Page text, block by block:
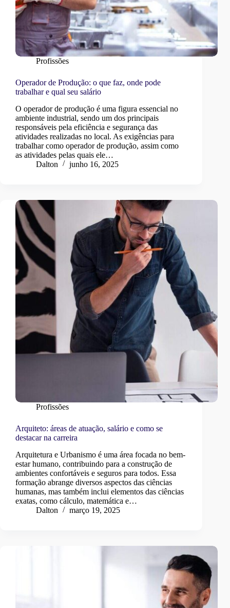
Profissões
Operador de Produção: o que faz, onde pode
trabalhar e qual seu salário
O operador de produção é uma figura essencial no
ambiente industrial, sendo um dos principais
responsáveis pela eficiência e segurança das
atividades realizadas no local. As exigências para
trabalhar como operador de produção, assim como
as atividades pelas quais ele…
Dalton
junho 16, 2025
Profissões
Arquiteto: áreas de atuação, salário e como se
destacar na carreira
Arquitetura e Urbanismo é uma área focada no bem-
estar humano, contribuindo para a construção de
ambientes confortáveis e seguros para todos. Essa
formação abrange diversos aspectos das ciências
humanas, mas também inclui elementos das ciências
exatas, como cálculo, matemática e…
Dalton
março 19, 2025